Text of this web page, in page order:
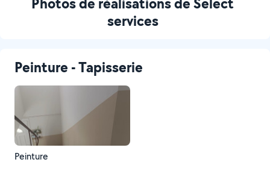
services
Peinture - Tapisserie
Peinture